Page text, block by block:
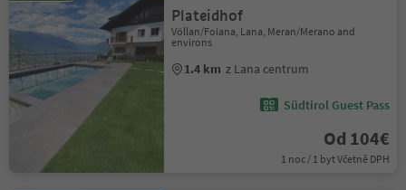
Plateidhof
Völlan/Foiana, Lana, Meran/Merano and
environs
1.4 km z Lana centrum
Südtirol Guest Pass
Od 104€
1 noc / 1 byt Včetně DPH